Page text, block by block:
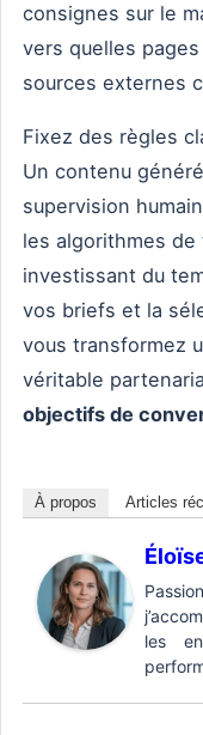
consignes sur le
vers quelles
sources externes
Fixez des règles
Un contenu
supervision
les algorithmes
investissant du
vos briefs et la
vous transformez
véritable
objectifs de
À propos Articles
les